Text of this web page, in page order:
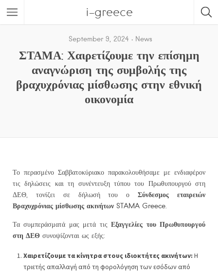
i-greece
September 9, 2024 News
ΣΤΑΜΑ: Χαιρετίζουμε την επίσημη
αναγνώριση της συμβολής της
βραχυχρόνιας μίσθωσης στην εθνική
οικονομία
Το περασμένο Σαββατοκύριακο παρακολουθήσαμε με ενδιαφέρον
τις δηλώσεις και τη συνέντευξη τύπου του Πρωθυπουργού στη
ΔΕΘ, τονίζει σε δήλωσή του οΣύνδεσμος εταιρειών
Βραχυχρόνιας μίσθωσης ακινήτων STAMA Greece.
Τα συμπεράσματά μας μετά τιςΕξαγγελίες του Πρωθυπουργού
στη ΔΕΘ συνοψίζονται ως εξής:
Χαιρετίζουμε τα κίνητρα στους ιδιοκτήτες ακινήτων: Η
τριετής απαλλαγή από τη φορολόγηση των εσόδων από